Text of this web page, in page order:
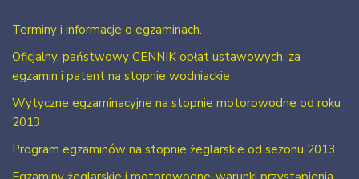
Terminy i informacje o egzaminach.
Oficjalny, państwowy CENNIK opłat ustawowych, za
egzamin i patent na stopnie wodniackie
Wytyczne egzaminacyjne na stopnie motorowodne od roku
2013
Program egzaminów na stopnie żeglarskie od sezonu 2013